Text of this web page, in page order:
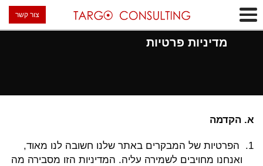
צור קשר
מדיניות פרטיות
א. הקדמה
הפרטיות של המבקרים באתר שלנו חשובה לנו מאוד,
ואנחנו מחויבים לשמירה עליה. המדיניות הזו מסבירה מה